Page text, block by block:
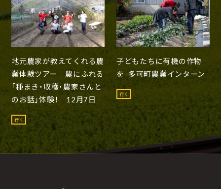
地元農家が教えてくれる農
業体験ツアー 農にふれる
「種まき・収穫・農家さんと
のお話」体験！ 12月7日
行く
子どもたちに有機の作物
を ―― 多可町農業インターン
行く